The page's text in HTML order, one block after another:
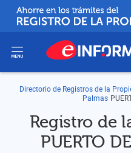
del menú
Directorio de Registros de la
Palmas
Registro de
PUERTO